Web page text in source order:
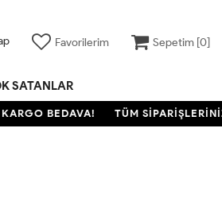
Favorilerim Sepetim [0]
SATANLAR
BEDAVA! TÜM